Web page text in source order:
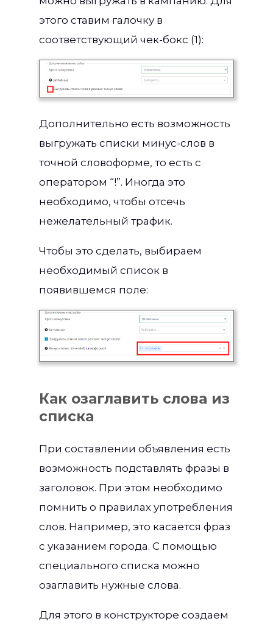
этого ставим галочку в
соответствующий чек-бокс (1):
Дополнительно есть возможность
выгружать списки минус-слов в
точной словоформе, то есть с
оператором “!”. Иногда это
необходимо, чтобы отсечь
нежелательный трафик.
Чтобы это сделать, выбираем
необходимый список в
появившемся поле:
Как озаглавить слова из
списка
При составлении объявления есть
возможность подставлять фразы в
заголовок. При этом необходимо
помнить о правилах употребления
слов. Например, это касается фраз
с указанием города. С помощью
специального списка можно
озаглавить нужные слова.
Для этого в конструкторе создаем